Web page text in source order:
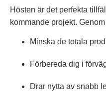
Hösten är det perfekta
kommande projekt.
Minska de totala
Förbereda dig i
Drar nytta av snabb